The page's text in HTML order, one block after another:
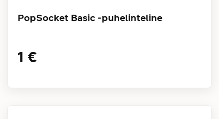
PopSocket Basic -puhelinteline
1 €